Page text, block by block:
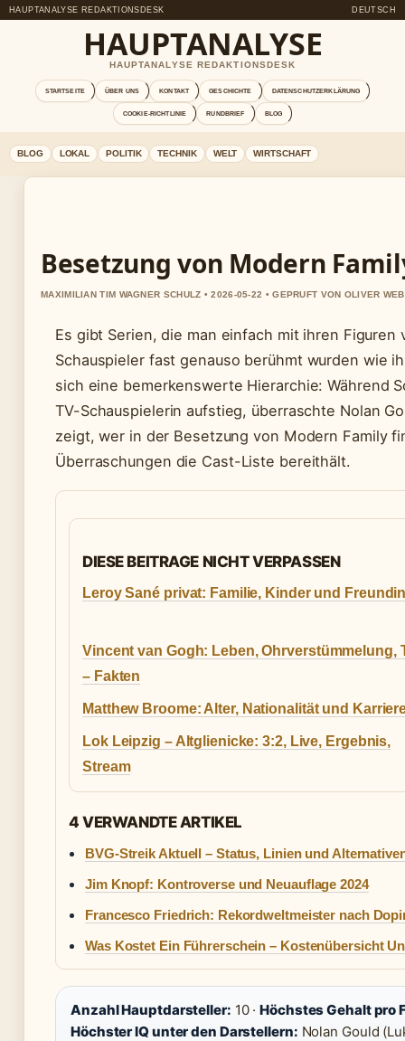
HAUPTANALYSE REDAKTIONSDESK DEUTSCH
HAUPTANALYSE
HAUPTANALYSE REDAKTIONSDESK
STARTSEITE ÜBER UNS KONTAKT GESCHICHTE DATENSCHUTZERKLÄRUNG
COOKIE-RICHTLINIE RUNDBRIEF BLOG
BLOG LOKAL POLITIK TECHNIK WELT WIRTSCHAFT
Besetzung von Modern
MAXIMILIAN TIM WAGNER SCHULZ • 2026-05-22 • GEPRUFT VON OLIVER
Es gibt Serien, die man einfach mit ihren
Schauspieler fast genauso berühmt wurden wie
sich eine bemerkenswerte Hierarchie: Während
TV-Schauspielerin aufstieg, überraschte Nolan
zeigt, wer in der Besetzung von Modern Family
Überraschungen die Cast-Liste bereithält.
DIESE BEITRAGE NICHT VERPASSEN
Leroy Sané privat: Familie, Kinder und
Vincent van Gogh: Leben, Ohrverstümmelung,
– Fakten
Matthew Broome: Alter, Nationalität und
Lok Leipzig – Altglienicke: 3:2, Live, Ergebnis,
Stream
4 VERWANDTE ARTIKEL
BVG-Streik Aktuell – Status, Linien und
Jim Knopf: Kontroverse und Neuauflage 2024
Francesco Friedrich: Rekordweltmeister nach
Was Kostet Ein Führerschein – Kostenübersicht
Anzahl Hauptdarsteller: 10 ·Höchstes Gehalt pro
Höchster IQ unter den Darstellern: Nolan Gould